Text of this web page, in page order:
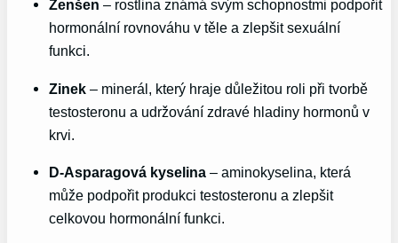
Ženšen – rostlina známá svým schopnostmi podpořit
hormonální rovnováhu v těle a zlepšit sexuální
funkci.
Zinek – minerál, který hraje důležitou roli při tvorbě
testosteronu a udržování zdravé hladiny hormonů v
krvi.
D-Asparagová kyselina – aminokyselina, která
může podpořit produkci testosteronu a zlepšit
celkovou hormonální funkci.